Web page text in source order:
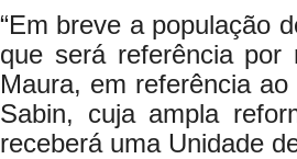
“Em breve a população
que será referência por
Maura, em referência
Sabin, cuja ampla
receberá uma Unidade